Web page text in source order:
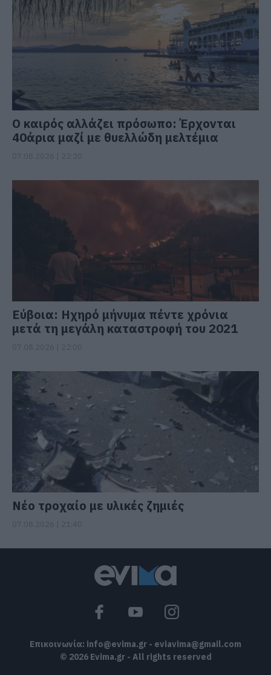
Ο καιρός αλλάζει πρόσωπο: Έρχονται
40άρια μαζί με θυελλώδη μελτέμια
Εύβοια: Ηχηρό μήνυμα πέντε χρόνια
μετά τη μεγάλη καταστροφή του 2021
Νέο τροχαίο με υλικές ζημιές
Επικοινωνία: info@evima.gr - eviavima@gmail.com
© 2026 Evima.gr - All rights reserved